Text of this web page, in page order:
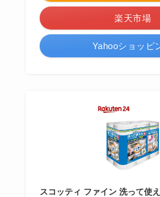
楽天市場
Yahooショッピ
スコッティ ファイン 洗って使